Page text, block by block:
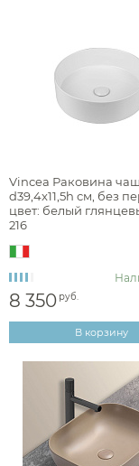
Раздел каталога
Материал
Ширина, см
Vincea Раковина
d39,4x11,5h см, без
цвет: белый
216
8 350 руб.
В корзину